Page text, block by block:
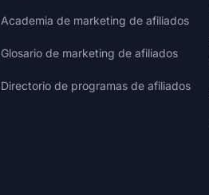
Academia de marketing de afiliados
Glosario de marketing de afiliados
Directorio de programas de afiliados